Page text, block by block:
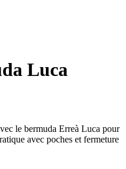
Luca
le bermuda Erreà Luca pour
avec poches et fermeture